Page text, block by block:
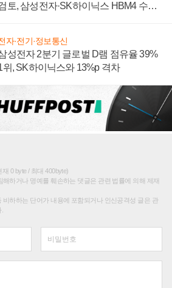
토, 삼성전자·SK하이닉스 HBM4 수율
자·전기·정보통신
성전자 2분기 글로벌 D램 점유율 39%
위, SK하이닉스와 13%p 격차
0 byte / 최대 400byte)
해하거나 명예를 훼손하는 댓글은 관련 법률에 의해 제재
비하하는 단어가 내용에 포함되거나 인신공격성 글은 관